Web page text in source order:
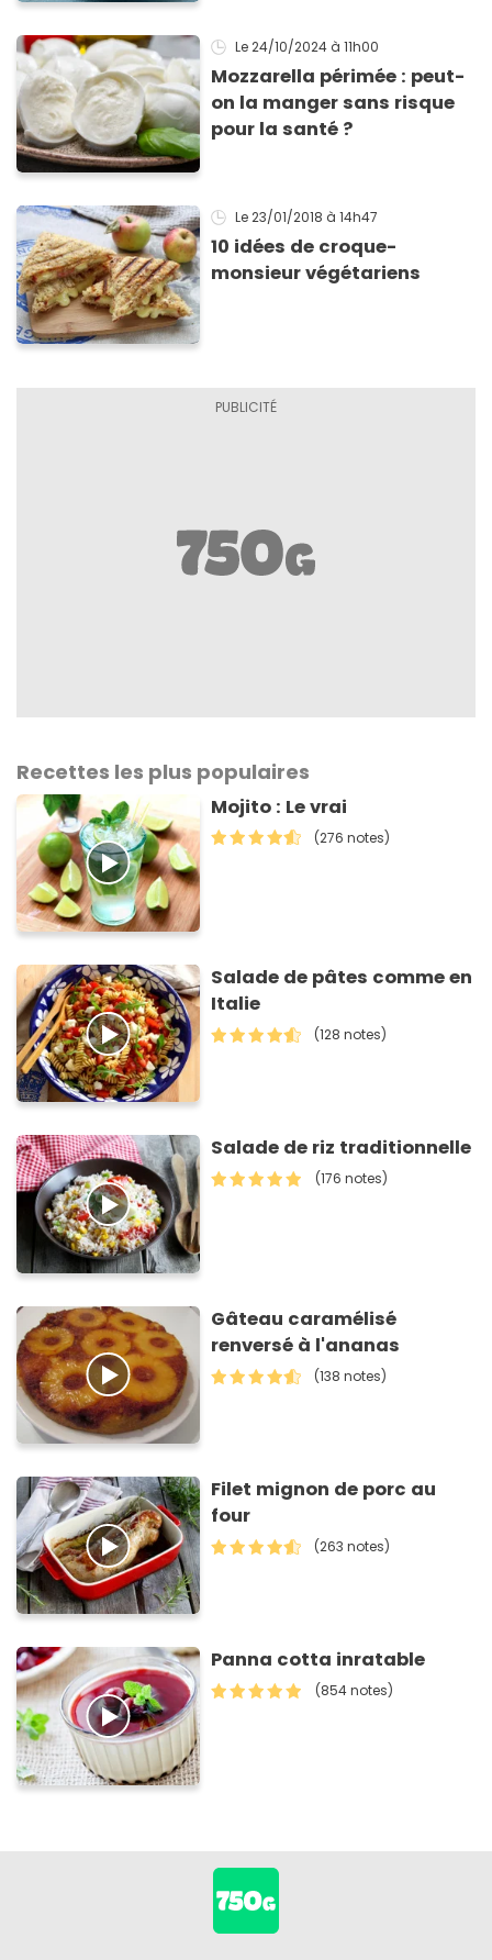
Le 24/10/2024 à 11h00
Mozzarella périmée : peut-
on la manger sans risque
pour la santé ?
Le 23/01/2018 à 14h47
10 idées de croque-
monsieur végétariens
Recettes les plus populaires
Mojito : Le vrai
(276 notes)
Salade de pâtes comme en
Italie
(128 notes)
Salade de riz traditionnelle
(176 notes)
Gâteau caramélisé
renversé à l'ananas
(138 notes)
Filet mignon de porc au
four
(263 notes)
Panna cotta inratable
(854 notes)